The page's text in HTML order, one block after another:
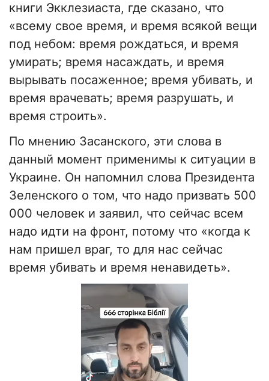
книги Экклезиаста, где сказано, что
«всему свое время, и время всякой вещи
под небом: время рождаться, и время
умирать; время насаждать, и время
вырывать посаженное; время убивать, и
время врачевать; время разрушать, и
время строить».
По мнению Засанского, эти слова в
данный момент применимы к ситуации в
Украине. Он напомнил слова Президента
Зеленского о том, что надо призвать 500
000 человек и заявил, что сейчас всем
надо идти на фронт, потому что «когда к
нам пришел враг, то для нас сейчас
время убивать и время ненавидеть».